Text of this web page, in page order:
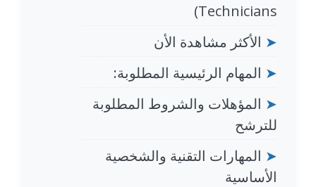
Technicians)
➤ الأكثر مشاهدة الأن
➤ المهام الرئيسية المطلوبة:
➤ المؤهلات والشروط المطلوبة
للترشح
➤ المهارات التقنية والشخصية
الأساسية